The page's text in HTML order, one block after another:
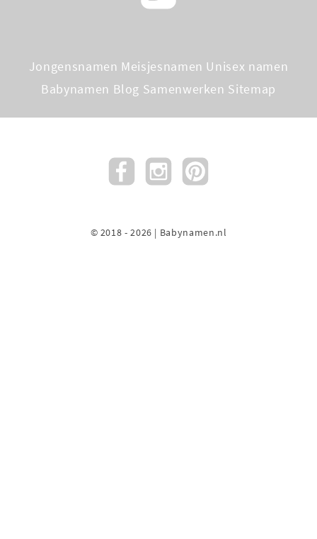
Jongensnamen Meisjesnamen Unisex namen
Babynamen Blog Samenwerken Sitemap
© 2018 - 2026 | Babynamen.nl